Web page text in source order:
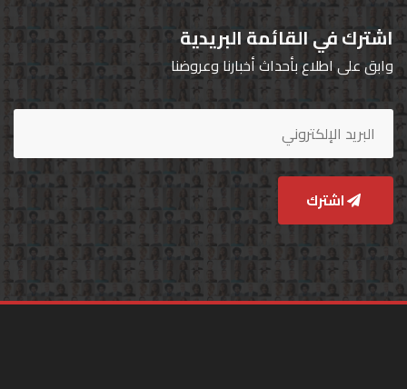
اشترك في القائمة البريدية
وابق على اطلاع بأحداث أخبارنا وعروضنا
اشترك